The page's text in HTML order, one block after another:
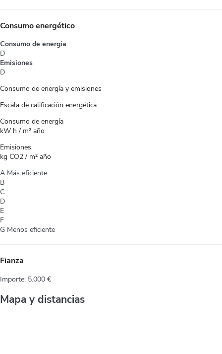
Consumo energético
Consumo de energía
D
Emisiones
D
Consumo de energía y emisiones
Escala de calificación energética
Consumo de energía
kW h / m² año
Emisiones
kg CO2 / m² año
A Más eficiente
B
C
D
E
F
G Menos eficiente
Fianza
Importe: 5.000 €
Mapa y distancias